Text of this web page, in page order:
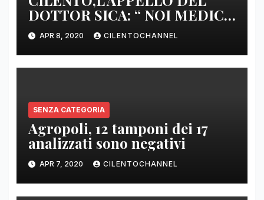
DOTTOR SICA: “ NOI MEDICI
DI BASE SIAMO SENZA ARMI
E SENZA PRESIDI”
APR 8, 2020 CILENTOCHANNEL
SENZA CATEGORIA
Agropoli, 12 tamponi dei 17
analizzati sono negativi
APR 7, 2020 CILENTOCHANNEL